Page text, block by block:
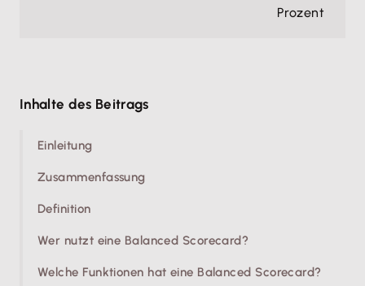
Prozent
Inhalte des Beitrags
Einleitung
Zusammenfassung
Definition
Wer nutzt eine Balanced Scorecard?
Welche Funktionen hat eine Balanced Scorecard?